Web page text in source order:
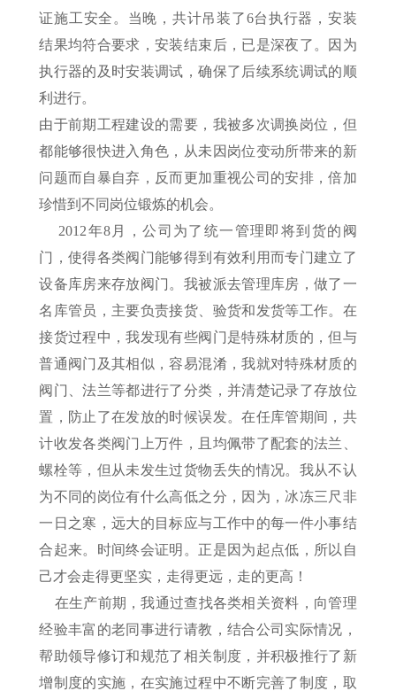
证施工安全。当晚，共计吊装了6台执行器，安装
结果均符合要求，安装结束后，已是深夜了。因为
执行器的及时安装调试，确保了后续系统调试的顺
利进行。
由于前期工程建设的需要，我被多次调换岗位，但
都能够很快进入角色，从未因岗位变动所带来的新
问题而自暴自弃，反而更加重视公司的安排，倍加
珍惜到不同岗位锻炼的机会。
2012年8月，公司为了统一管理即将到货的阀
门，使得各类阀门能够得到有效利用而专门建立了
设备库房来存放阀门。我被派去管理库房，做了一
名库管员，主要负责接货、验货和发货等工作。在
接货过程中，我发现有些阀门是特殊材质的，但与
普通阀门及其相似，容易混淆，我就对特殊材质的
阀门、法兰等都进行了分类，并清楚记录了存放位
置，防止了在发放的时候误发。在任库管期间，共
计收发各类阀门上万件，且均佩带了配套的法兰、
螺栓等，但从未发生过货物丢失的情况。我从不认
为不同的岗位有什么高低之分，因为，冰冻三尺非
一日之寒，远大的目标应与工作中的每一件小事结
合起来。时间终会证明。正是因为起点低，所以自
己才会走得更坚实，走得更远，走的更高！
在生产前期，我通过查找各类相关资料，向管理
经验丰富的老同事进行请教，结合公司实际情况，
帮助领导修订和规范了相关制度，并积极推行了新
增制度的实施，在实施过程中不断完善了制度，取